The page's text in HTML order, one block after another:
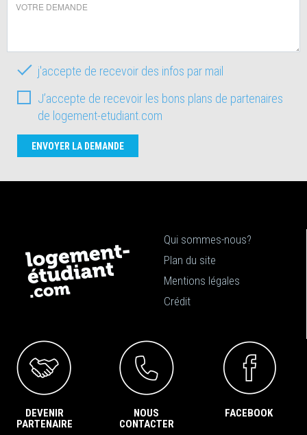
j'accepte de recevoir des infos par mail
J’accepte de recevoir les bons plans de partenaires
de logement-etudiant.com
ENVOYER LA DEMANDE
Qui sommes-nous?
Plan du site
Mentions légales
Crédit
DEVENIR
PARTENAIRE
NOUS
CONTACTER
FACEBOOK